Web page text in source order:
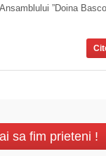
”Doina
sa fim prieteni !